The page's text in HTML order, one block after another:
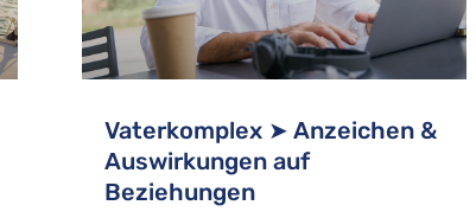
Vaterkomplex ➤ Anzeichen &
Auswirkungen auf
Beziehungen